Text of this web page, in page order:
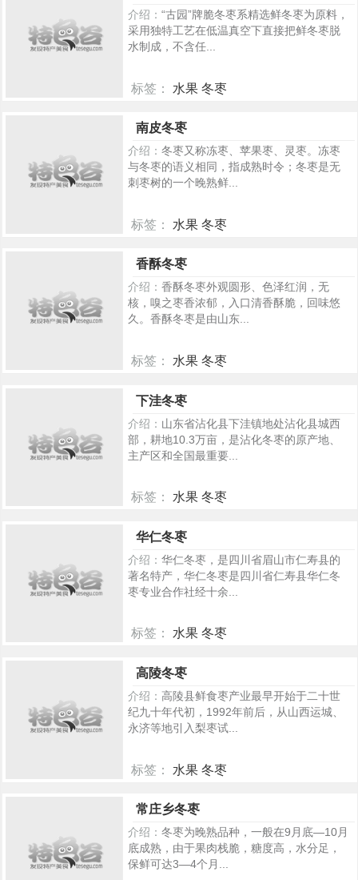
介绍： “古园”牌脆冬枣系精选鲜冬枣为原料，
采用独特工艺在低温真空下直接把鲜冬枣脱
水制成，不含任...
标签： 水果 冬枣
南皮冬枣
介绍： 冬枣又称冻枣、苹果枣、灵枣。冻枣
与冬枣的语义相同，指成熟时令；冬枣是无
刺枣树的一个晚熟鲜...
标签： 水果 冬枣
香酥冬枣
介绍： 香酥冬枣外观圆形、色泽红润，无
核，嗅之枣香浓郁，入口清香酥脆，回味悠
久。香酥冬枣是由山东...
标签： 水果 冬枣
下洼冬枣
介绍： 山东省沾化县下洼镇地处沾化县城西
部，耕地10.3万亩，是沾化冬枣的原产地、
主产区和全国最重要...
标签： 水果 冬枣
华仁冬枣
介绍： 华仁冬枣，是四川省眉山市仁寿县的
著名特产，华仁冬枣是四川省仁寿县华仁冬
枣专业合作社经十余...
标签： 水果 冬枣
高陵冬枣
介绍： 高陵县鲜食枣产业最早开始于二十世
纪九十年代初，1992年前后，从山西运城、
永济等地引入梨枣试...
标签： 水果 冬枣
常庄乡冬枣
介绍： 冬枣为晚熟品种，一般在9月底—10月
底成熟，由于果肉栈脆，糖度高，水分足，
保鲜可达3—4个月...